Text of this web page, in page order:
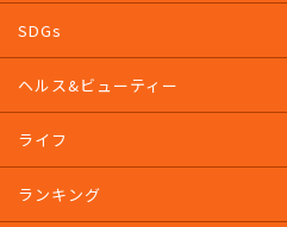
SDGs
ヘルス&ビューティー
ライフ
ランキング